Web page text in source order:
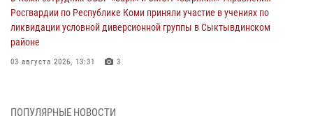
Росгвардии по Республике Коми приняли участие в учениях по
ликвидации условной диверсионной группы в Сыктывдинском
районе
03 августа 2026, 13:31 3
ПОПУЛЯРНЫЕ НОВОСТИ